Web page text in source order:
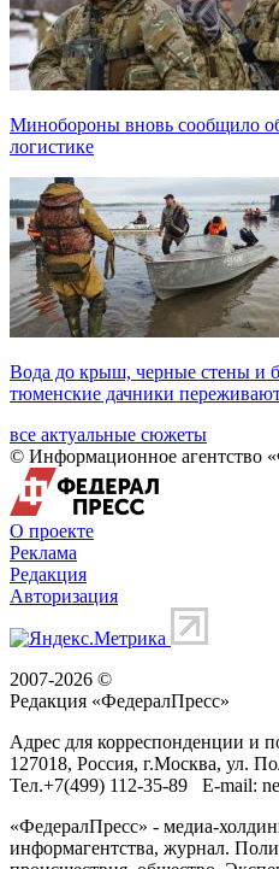
Минобороны вновь сообщило
логистике
Вода до крыш, черные стены и
тюменские дачники
все актуальные сюжеты
© Информационное агентство
О проекте
Реклама
Редакция
Авторизация
2007-2026 ©
Редакция «ФедералПресс»
Адрес для корреспонденции и
127018, Россия, г.Москва, ул.
Тел.+7(499) 112-35-89 E-mail:
«ФедералПресс» - медиа-
информагентства, журнал.